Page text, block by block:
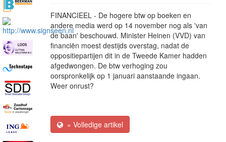
FINANCIEEL - De hogere btw op boeken en
andere media werd op 14 november nog als 'van
de baan' beschouwd. Minister Heinen (VVD) van
financiën moest destijds overstag, nadat de
oppositiepartijen dit in de Tweede Kamer hadden
afgedwongen. De btw verhoging zou
oorspronkelijk op 1 januari aanstaande ingaan.
Weer onrust?
» Volledige artikel